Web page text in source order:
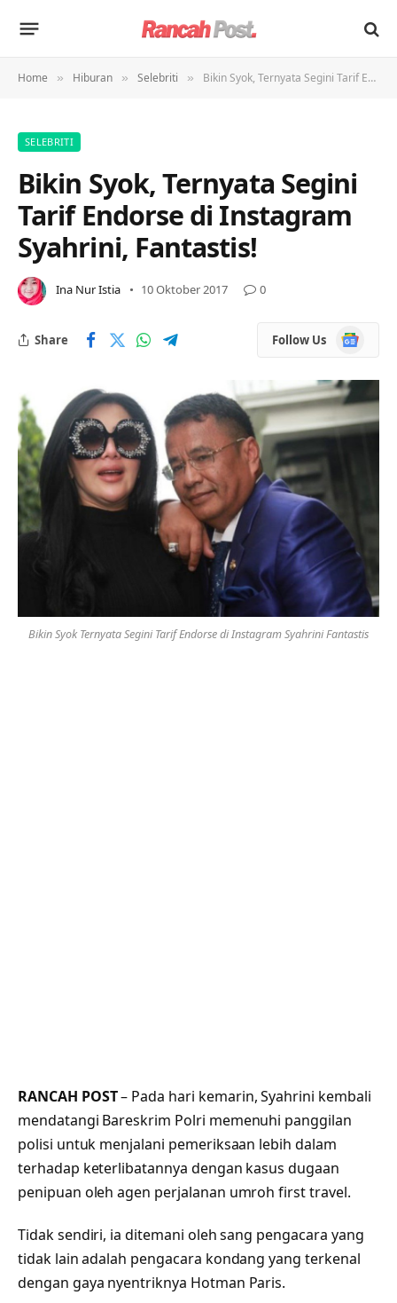
Home » Hiburan » Selebriti » Bikin Syok, Ternyata Segini Tarif Endorse di Instagram Syahrini, Fantastis!
SELEBRITI
Bikin Syok, Ternyata Segini
Tarif Endorse di Instagram
Syahrini, Fantastis!
Ina Nur Istia 10 Oktober 2017 0
Share Follow Us
Google
News
Bikin Syok Ternyata Segini Tarif Endorse di Instagram Syahrini Fantastis
RANCAH POST– Pada hari kemarin, Syahrini kembali
mendatangi Bareskrim Polri memenuhi panggilan
polisi untuk menjalani pemeriksaan lebih dalam
terhadap keterlibatannya dengan kasus dugaan
penipuan oleh agen perjalanan umroh first travel.
Tidak sendiri, ia ditemani oleh sang pengacara yang
tidak lain adalah pengacara kondang yang terkenal
dengan gaya nyentriknya Hotman Paris.